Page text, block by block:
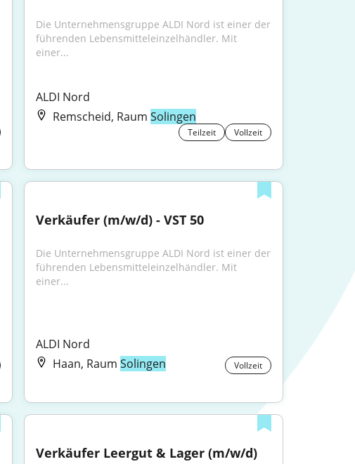
Die Unternehmensgruppe ALDI Nord ist einer der
führenden Lebensmitteleinzelhändler. Mit
einer...
ALDI Nord
Remscheid, Raum Solingen
Teilzeit Vollzeit
Verkäufer (m/w/d) - VST 50
Die Unternehmensgruppe ALDI Nord ist einer der
führenden Lebensmitteleinzelhändler. Mit
einer...
ALDI Nord
Haan, Raum Solingen Vollzeit
Verkäufer Leergut & Lager (m/w/d)